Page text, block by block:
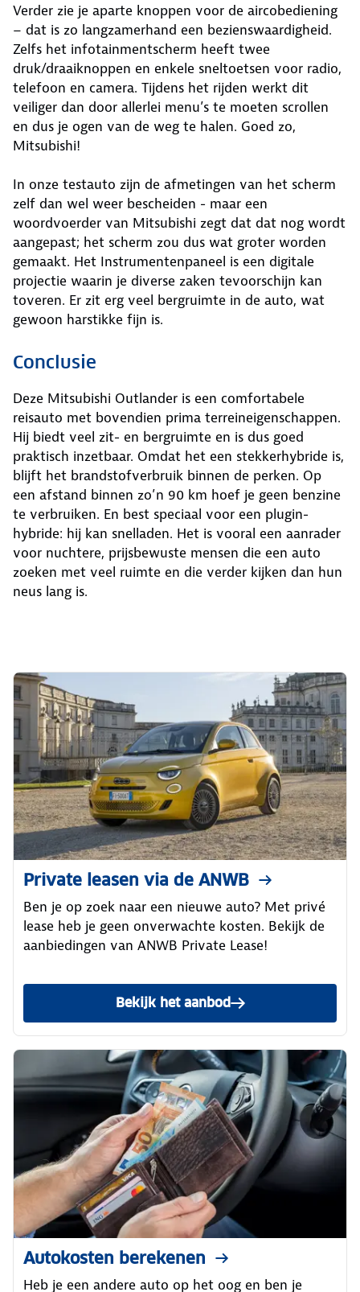
Verder zie je aparte knoppen voor de aircobediening
– dat is zo langzamerhand een bezienswaardigheid.
Zelfs het infotainmentscherm heeft twee
druk/draaiknoppen en enkele sneltoetsen voor radio,
telefoon en camera. Tijdens het rijden werkt dit
veiliger dan door allerlei menu’s te moeten scrollen
en dus je ogen van de weg te halen. Goed zo,
Mitsubishi!
In onze testauto zijn de afmetingen van het scherm
zelf dan wel weer bescheiden - maar een
woordvoerder van Mitsubishi zegt dat dat nog wordt
aangepast; het scherm zou dus wat groter worden
gemaakt. Het Instrumentenpaneel is een digitale
projectie waarin je diverse zaken tevoorschijn kan
toveren. Er zit erg veel bergruimte in de auto, wat
gewoon harstikke fijn is.
Conclusie
Deze Mitsubishi Outlander is een comfortabele
reisauto met bovendien prima terreineigenschappen.
Hij biedt veel zit- en bergruimte en is dus goed
praktisch inzetbaar. Omdat het een stekkerhybride is,
blijft het brandstofverbruik binnen de perken. Op
een afstand binnen zo’n 90 km hoef je geen benzine
te verbruiken. En best speciaal voor een plugin-
hybride: hij kan snelladen. Het is vooral een aanrader
voor nuchtere, prijsbewuste mensen die een auto
zoeken met veel ruimte en die verder kijken dan hun
neus lang is.
Private leasen via de ANWB
Ben je op zoek naar een nieuwe auto? Met privé
lease heb je geen onverwachte kosten. Bekijk de
aanbiedingen van ANWB Private Lease!
Bekijk het aanbod
Autokosten berekenen
Heb je een andere auto op het oog en ben je